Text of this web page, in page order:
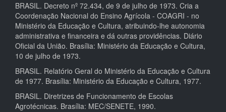
BRASIL. Decreto nº 72.434, de 9 de julho de 1973. Cria a
Coordenação Nacional do Ensino Agrícola - COAGRI - no
Ministério da Educação e Cultura, atribuindo-lhe autonomia
administrativa e financeira e dá outras providências. Diário
Oficial da União. Brasília: Ministério da Educação e Cultura,
10 de julho de 1973.
BRASIL. Relatório Geral do Ministério da Educação e Cultura
de 1977. Brasília: Ministério da Educação e Cultura, 1977.
BRASIL. Diretrizes de Funcionamento de Escolas
Agrotécnicas. Brasília: MEC/SENETE, 1990.